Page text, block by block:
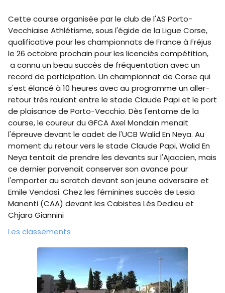
Cette course organisée par le club de l'AS Porto-
Vecchiaise Athlétisme, sous l'égide de la Ligue Corse,
qualificative pour les championnats de France à Fréjus
le 26 octobre prochain pour les licenciés compétition,
a connu un beau succès de fréquentation avec un
record de participation. Un championnat de Corse qui
s'est élancé à 10 heures avec au programme un aller-
retour très roulant entre le stade Claude Papi et le port
de plaisance de Porto-Vecchio. Dès l'entame de la
course, le coureur du GFCA Axel Mondain menait
l'épreuve devant le cadet de l'UCB Walid En Neya. Au
moment du retour vers le stade Claude Papi, Walid En
Neya tentait de prendre les devants sur l'Ajaccien, mais
ce dernier parvenait conserver son avance pour
l'emporter au scratch devant son jeune adversaire et
Emile Vendasi. Chez les féminines succès de Lesia
Manenti (CAA) devant les Cabistes Lés Dedieu et
Chjara Giannini
Les classements